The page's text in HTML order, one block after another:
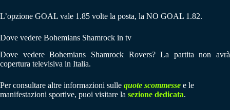
L’opzione GOAL vale 1.85 volte la posta, la NO GOAL 1.82.
Dove vedere Bohemians Shamrock in tv
Dove vedere Bohemians Shamrock Rovers? La partita non avrà
copertura televisiva in Italia.
Per consultare altre informazioni sulle quote scommesse e le
manifestazioni sportive, puoi visitare la sezione dedicata.